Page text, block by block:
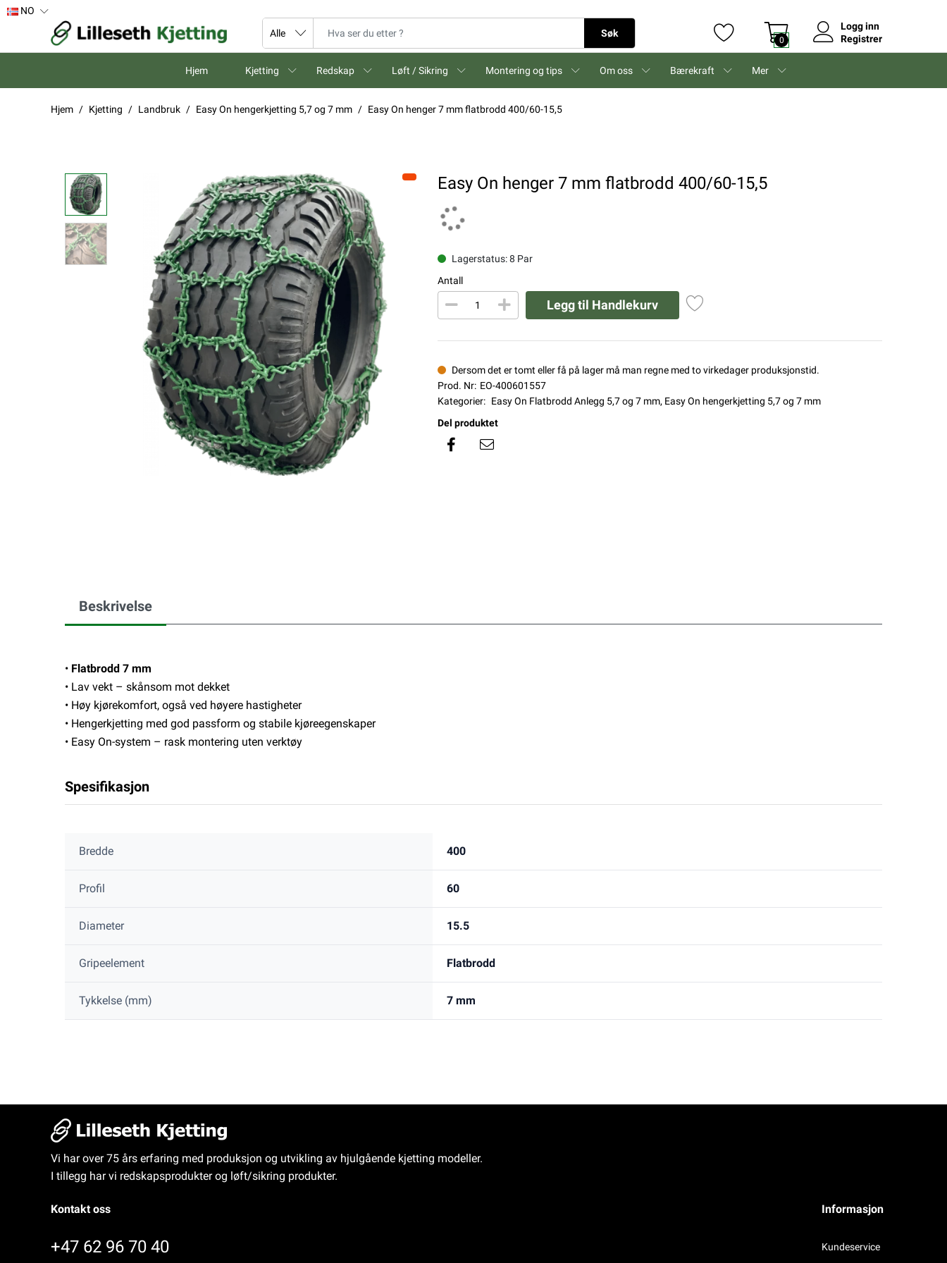
NO
Søk
0
Logg inn
Registrer
Hjem Kjetting Redskap Løft / Sikring Montering og tips Om oss Bærekraft Mer
Hjem Kjetting Landbruk Easy On hengerkjetting 5,7 og 7 mm Easy On henger 7 mm flatbrodd 400/60-15,5
Easy On henger 7 mm flatbrodd 400/60-15,5
Lagerstatus: 8 Par
Antall
Legg til Handlekurv
Dersom det er tomt eller få på lager må man regne med to virkedager produksjonstid.
Prod. Nr: EO-400601557
Kategorier: Easy On Flatbrodd Anlegg 5,7 og 7 mm, Easy On hengerkjetting 5,7 og 7 mm
Del produktet
Beskrivelse
• Flatbrodd 7 mm
• Lav vekt – skånsom mot dekket
• Høy kjørekomfort, også ved høyere hastigheter
• Hengerkjetting med god passform og stabile kjøreegenskaper
• Easy On-system – rask montering uten verktøy
Spesifikasjon
Bredde 400
Profil 60
Diameter 15.5
Gripeelement Flatbrodd
Tykkelse (mm) 7 mm
Vi har over 75 års erfaring med produksjon og utvikling av hjulgående kjetting modeller.
I tillegg har vi redskapsprodukter og løft/sikring produkter.
Kontakt oss
+47 62 96 70 40
Informasjon
Kundeservice